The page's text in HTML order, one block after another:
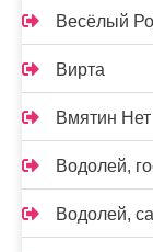
Весёлый
Вирта
Вмятин Нет
Водолей,
Водолей,